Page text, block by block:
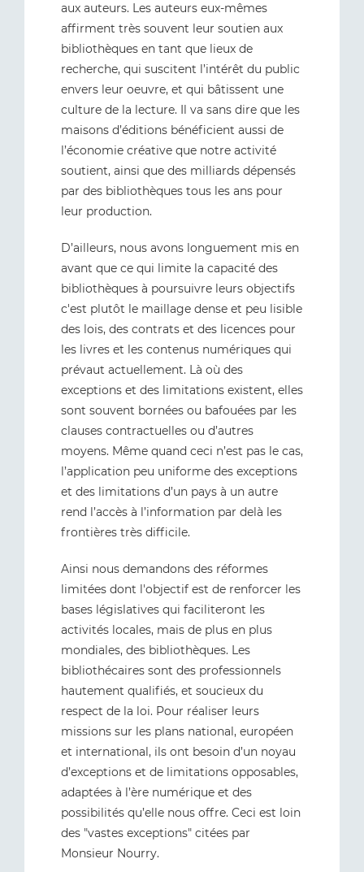
aux auteurs. Les auteurs eux-mêmes
affirment très souvent leur soutien aux
bibliothèques en tant que lieux de
recherche, qui suscitent l’intérêt du public
envers leur oeuvre, et qui bâtissent une
culture de la lecture. Il va sans dire que les
maisons d’éditions bénéficient aussi de
l’économie créative que notre activité
soutient, ainsi que des milliards dépensés
par des bibliothèques tous les ans pour
leur production.
D’ailleurs, nous avons longuement mis en
avant que ce qui limite la capacité des
bibliothèques à poursuivre leurs objectifs
c'est plutôt le maillage dense et peu lisible
des lois, des contrats et des licences pour
les livres et les contenus numériques qui
prévaut actuellement. Là où des
exceptions et des limitations existent, elles
sont souvent bornées ou bafouées par les
clauses contractuelles ou d’autres
moyens. Même quand ceci n’est pas le cas,
l’application peu uniforme des exceptions
et des limitations d’un pays à un autre
rend l’accès à l’information par delà les
frontières très difficile.
Ainsi nous demandons des réformes
limitées dont l'objectif est de renforcer les
bases législatives qui faciliteront les
activités locales, mais de plus en plus
mondiales, des bibliothèques. Les
bibliothécaires sont des professionnels
hautement qualifiés, et soucieux du
respect de la loi. Pour réaliser leurs
missions sur les plans national, européen
et international, ils ont besoin d’un noyau
d’exceptions et de limitations opposables,
adaptées à l’ère numérique et des
possibilités qu’elle nous offre. Ceci est loin
des "vastes exceptions" citées par
Monsieur Nourry.